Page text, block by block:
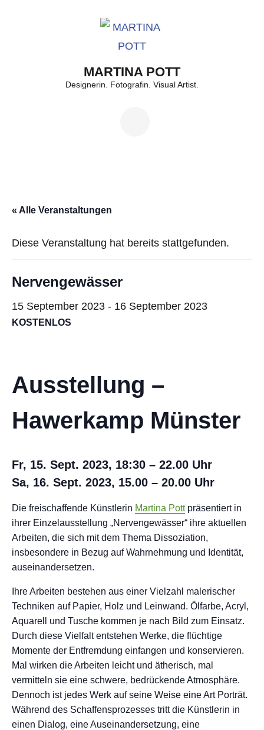
MARTINA POTT
Designerin. Fotografin. Visual Artist.
« Alle Veranstaltungen
Diese Veranstaltung hat bereits stattgefunden.
Nervengewässer
15 September 2023 - 16 September 2023
KOSTENLOS
Ausstellung –
Hawerkamp Münster
Fr, 15. Sept. 2023, 18:30 – 22.00 Uhr
Sa, 16. Sept. 2023, 15.00 – 20.00 Uhr
Die freischaffende Künstlerin Martina Pottpräsentiert in
ihrer Einzelausstellung „Nervengewässer“ ihre aktuellen
Arbeiten, die sich mit dem Thema Dissoziation,
insbesondere in Bezug auf Wahrnehmung und Identität,
auseinandersetzen.
Ihre Arbeiten bestehen aus einer Vielzahl malerischer
Techniken auf Papier, Holz und Leinwand. Ölfarbe, Acryl,
Aquarell und Tusche kommen je nach Bild zum Einsatz.
Durch diese Vielfalt entstehen Werke, die flüchtige
Momente der Entfremdung einfangen und konservieren.
Mal wirken die Arbeiten leicht und ätherisch, mal
vermitteln sie eine schwere, bedrückende Atmosphäre.
Dennoch ist jedes Werk auf seine Weise eine Art Porträt.
Während des Schaffensprozesses tritt die Künstlerin in
einen Dialog, eine Auseinandersetzung, eine